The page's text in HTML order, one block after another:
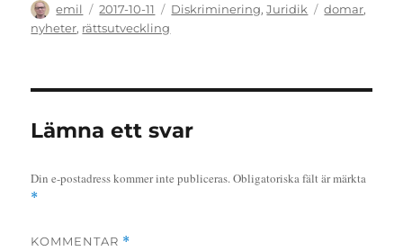
Författare
emil
Publicerat
den
2017-10-11 Kategorier
Diskriminering,Juridik Etiketter
domar,
nyheter, rättsutveckling
Lämna ett svar
Din e-postadress kommer inte publiceras.Obligatoriska fält är märkta
*
KOMMENTAR *